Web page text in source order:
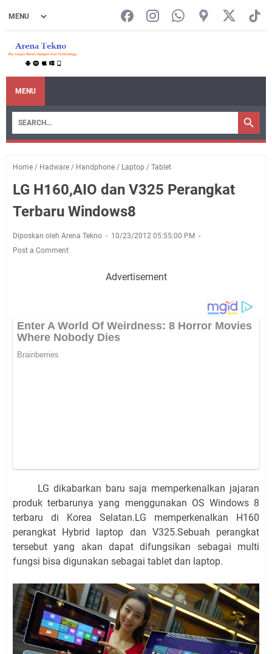
MENU
Home / Hadware / Handphone / Laptop / Tablet
LG H160,AIO dan V325 Perangkat
Terbaru Windows8
Diposkan oleh Arena Tekno
10/23/2012 05:55:00 PM
Post a Comment
Advertisement
LG dikabarkan baru saja memperkenalkan jajaran
produk terbarunya yang menggunakan OS Windows 8
terbaru di Korea Selatan.LG memperkenalkan H160
perangkat Hybrid laptop dan V325.Sebuah perangkat
tersebut yang akan dapat difungsikan sebagai multi
fungsi bisa digunakan sebagai tablet dan laptop.